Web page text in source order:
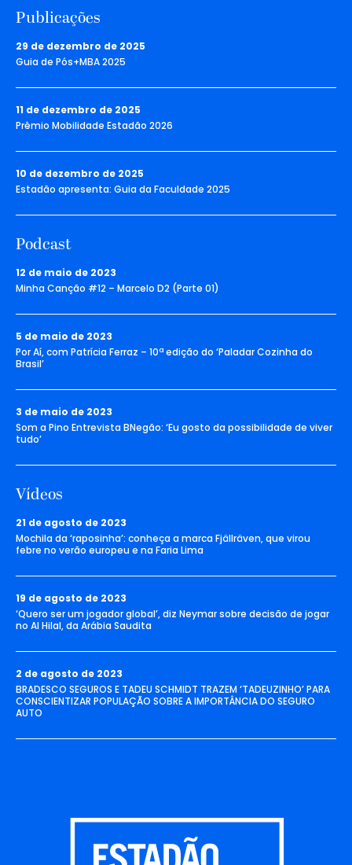
Publicações
29 de dezembro de 2025
Guia de Pós+MBA 2025
11 de dezembro de 2025
Prêmio Mobilidade Estadão 2026
10 de dezembro de 2025
Estadão apresenta: Guia da Faculdade 2025
Podcast
12 de maio de 2023
Minha Canção #12 – Marcelo D2 (Parte 01)
5 de maio de 2023
Por Aí, com Patrícia Ferraz – 10ª edição do ‘Paladar Cozinha do
Brasil’
3 de maio de 2023
Som a Pino Entrevista BNegão: ‘Eu gosto da possibilidade de viver
tudo’
Vídeos
21 de agosto de 2023
Mochila da ‘raposinha’: conheça a marca Fjällräven, que virou
febre no verão europeu e na Faria Lima
19 de agosto de 2023
‘Quero ser um jogador global’, diz Neymar sobre decisão de jogar
no Al Hilal, da Arábia Saudita
2 de agosto de 2023
BRADESCO SEGUROS E TADEU SCHMIDT TRAZEM ‘TADEUZINHO’ PARA
CONSCIENTIZAR POPULAÇÃO SOBRE A IMPORTÂNCIA DO SEGURO
AUTO